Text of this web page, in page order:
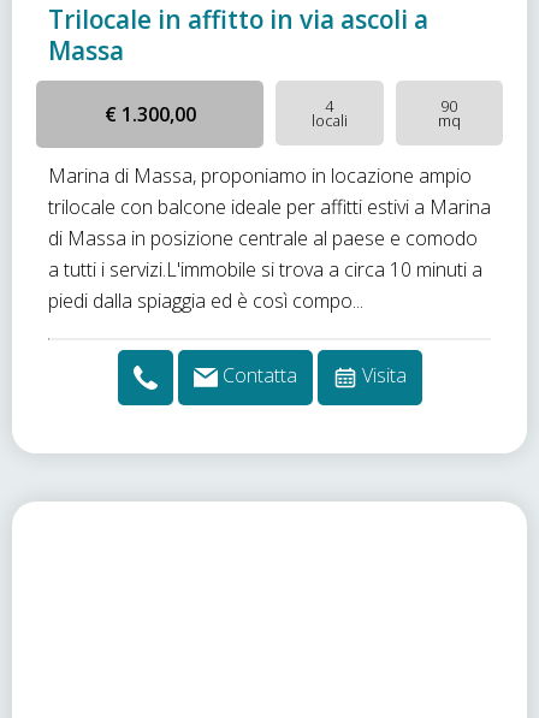
Trilocale in affitto in via ascoli a
Massa
€ 1.300,00 4
locali
90
mq
Marina di Massa, proponiamo in locazione ampio
trilocale con balcone ideale per affitti estivi a Marina
di Massa in posizione centrale al paese e comodo
a tutti i servizi.L'immobile si trova a circa 10 minuti a
piedi dalla spiaggia ed è così compo...
Contatta Visita